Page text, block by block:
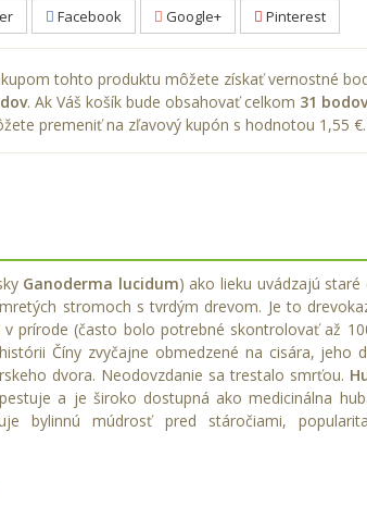
Facebook Google+ Pinterest
tohto produktu môžete získať vernostné
. Ak Váš košík bude obsahovať celkom 31 bodov
premeniť na zľavový kupón s hodnotou 1,55 €.
Ganoderma lucidum) ako lieku uvádzajú staré
stromoch s tvrdým drevom. Je to
prírode (často bolo potrebné skontrolovať až
Číny zvyčajne obmedzené na cisára, jeho
dvora. Neodovzdanie sa trestalo smrťou.
a je široko dostupná ako medicinálna
bylinnú múdrosť pred stáročiami,